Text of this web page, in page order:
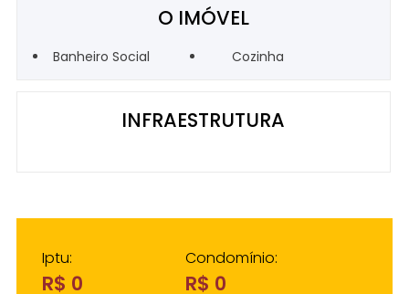
O IMÓVEL
Banheiro Social Cozinha
INFRAESTRUTURA
Iptu:
R$ 0
Condomínio:
R$ 0